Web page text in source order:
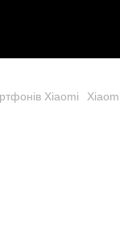
Xiaomi